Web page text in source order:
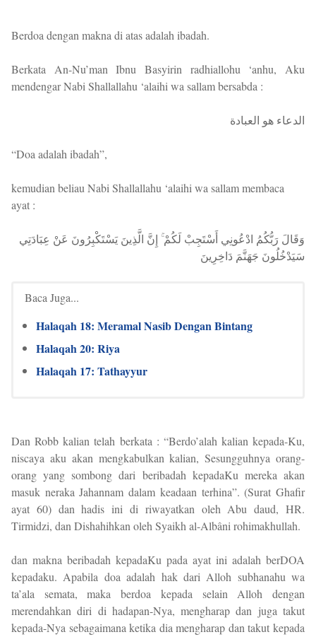
Berdoa dengan makna di atas adalah ibadah.
Berkata An-Nu’man Ibnu Basyirin radhiallohu ‘anhu, Aku
mendengar Nabi Shallallahu ‘alaihi wa sallam bersabda :
الدعاء هو العبادة
“Doa adalah ibadah”,
kemudian beliau Nabi Shallallahu ‘alaihi wa sallam membaca
ayat :
وَقَالَ رَبُّكُمُ ادْعُونِي أَسْتَجِبْ لَكُمْ ۚ إِنَّ الَّذِينَ يَسْتَكْبِرُونَ عَنْ عِبَادَتِي
سَيَدْخُلُونَ جَهَنَّمَ دَاخِرِينَ
Baca Juga...
Halaqah 18: Meramal Nasib Dengan Bintang
Halaqah 20: Riya
Halaqah 17: Tathayyur
Dan Robb kalian telah berkata : “Berdo’alah kalian kepada-Ku,
niscaya aku akan mengkabulkan kalian, Sesungguhnya orang-
orang yang sombong dari beribadah kepadaKu mereka akan
masuk neraka Jahannam dalam keadaan terhina”. (Surat Ghafir
ayat 60) dan hadis ini di riwayatkan oleh Abu daud, HR.
Tirmidzi, dan Dishahihkan oleh Syaikh al-Albâni rohimakhullah.
dan makna beribadah kepadaKu pada ayat ini adalah berDOA
kepadaku. Apabila doa adalah hak dari Alloh subhanahu wa
ta’ala semata, maka berdoa kepada selain Alloh dengan
merendahkan diri di hadapan-Nya, mengharap dan juga takut
kepada-Nya sebagaimana ketika dia mengharap dan takut kepada